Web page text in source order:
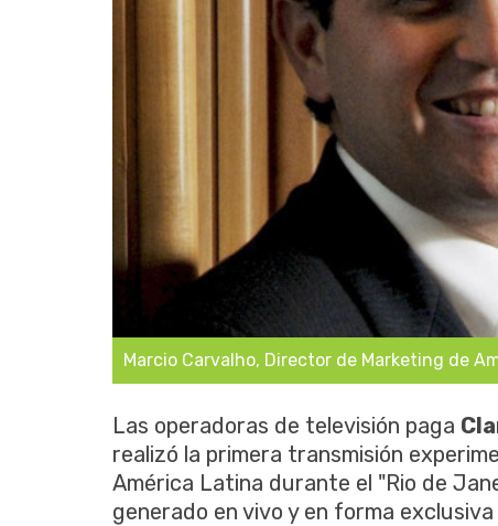
Marcio Carvalho, Director de Marketing de
Las operadoras de televisión paga
realizó la primera transmisión
América Latina durante el "Rio de
generado en vivo y en forma